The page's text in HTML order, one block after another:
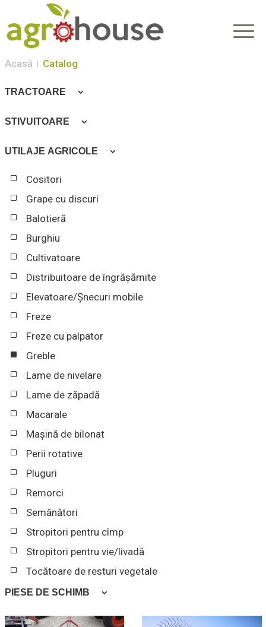
Acasă Catalog
TRACTOARE
Tractoare
STIVUITOARE
Stivuitoare
UTILAJE AGRICOLE
Cositori
Grape cu discuri
Balotieră
Burghiu
Cultivatoare
Distribuitoare de îngrășămite
Elevatoare/Șnecuri mobile
Freze
Freze cu palpator
Greble
Lame de nivelare
Lame de zăpadă
Macarale
Mașină de bilonat
Perii rotative
Pluguri
Remorci
Semănători
Stropitori pentru cîmp
Stropitori pentru vie/livadă
Tocătoare de resturi vegetale
PIESE DE SCHIMB
Anvelope